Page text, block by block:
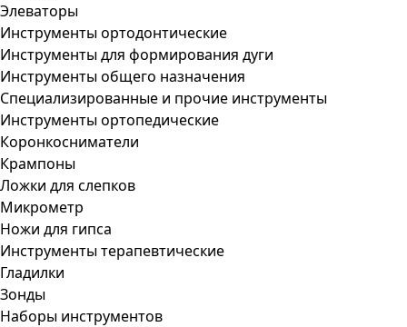
Элеваторы
Инструменты ортодонтические
Инструменты для формирования дуги
Инструменты общего назначения
Специализированные и прочие инструменты
Инструменты ортопедические
Коронкосниматели
Крампоны
Ложки для слепков
Микрометр
Ножи для гипса
Инструменты терапевтические
Гладилки
Зонды
Наборы инструментов